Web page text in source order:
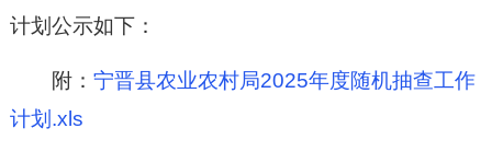
计划公示如下：
附：宁晋县农业农村局2025年度随机抽查工作
计划.xls